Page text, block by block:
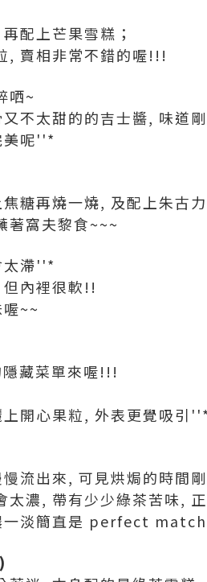
配上芒果雪糕；
, 賣相非常不錯的喔!!!
哂~
不太甜的的吉士醬, 味道
美呢''*
糖再燒一燒, 及配上朱古力
著窩夫黎食~~~
太滯''*
內裡很軟!!
~~
藏菜單來喔!!!
開心果粒, 外表更覺吸引''*
流出來, 可見烘焗的時間
太濃, 帶有少少綠茶苦味,
一淡簡直是 perfect